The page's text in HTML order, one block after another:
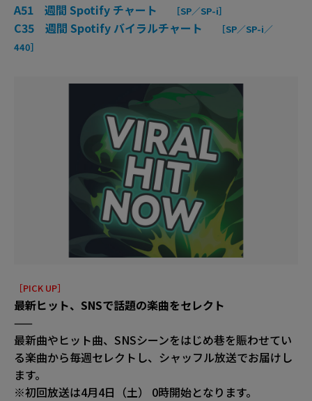
A51 週間 Spotify チャート ［SP／SP-i］
C35 週間 Spotify バイラルチャート
［SP／SP-i／
440］
［PICK UP］
最新ヒット、SNSで話題の楽曲をセレクト
——
最新曲やヒット曲、SNSシーンをはじめ巷を賑わせてい
る楽曲から毎週セレクトし、シャッフル放送でお届けし
ます。
※初回放送は4月4日（土） 0時開始となります。